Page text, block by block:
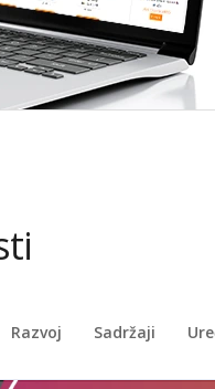
Razvoj Sadržaji